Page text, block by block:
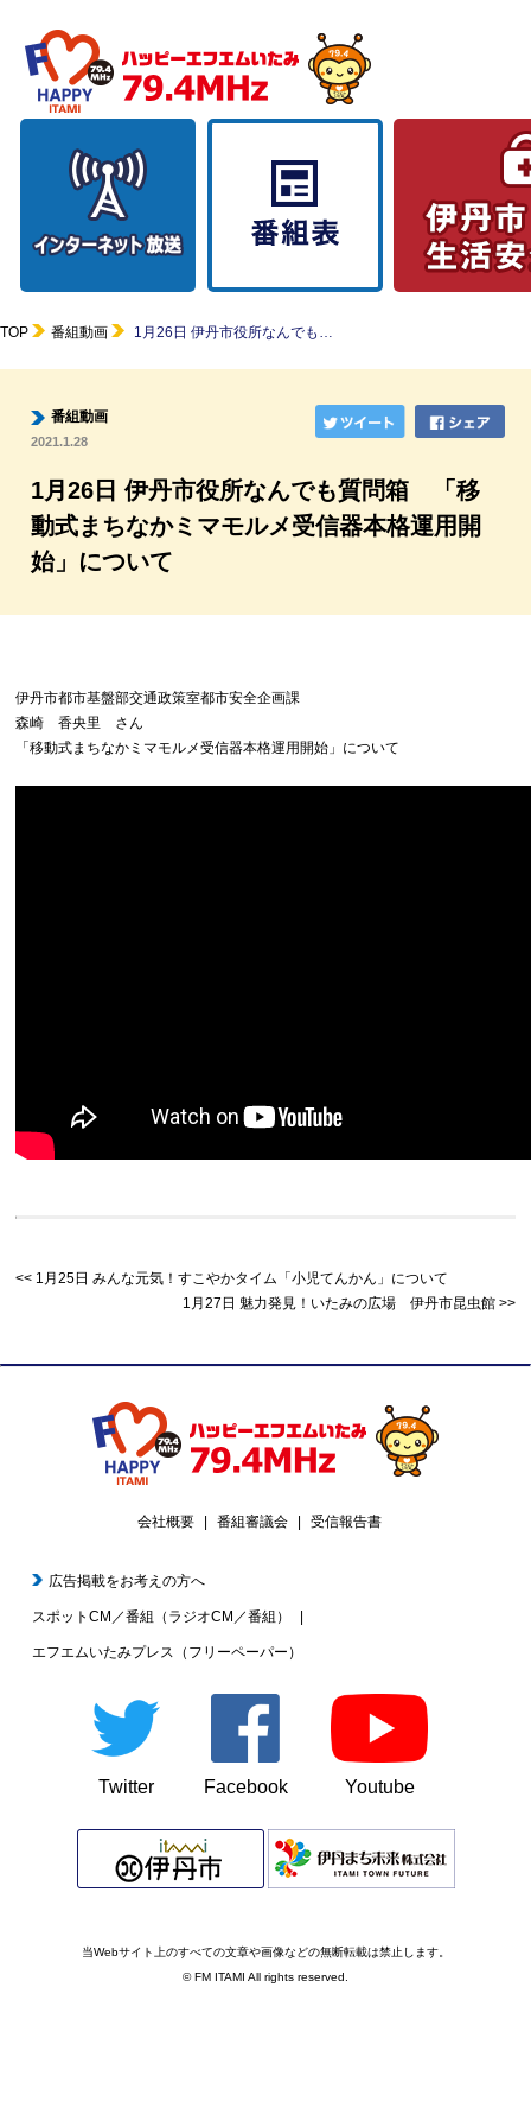
TOP 番組動画 1月26日 伊丹市役所なんでも…
番組動画
2021.1.28
1月26日 伊丹市役所なんでも質問箱 「移
動式まちなかミマモルメ受信器本格運用開
始」について
伊丹市都市基盤部交通政策室都市安全企画課
森崎 香央里 さん
「移動式まちなかミマモルメ受信器本格運用開始」について
1月25日 みんな元気！すこやかタイム「小児てんかん」について
1月27日 魅力発見！いたみの広場 伊丹市昆虫館
会社概要 番組審議会 受信報告書
広告掲載をお考えの方へ
スポットCM／番組（ラジオCM／番組）
エフエムいたみプレス（フリーペーパー）
Twitter Facebook Youtube
当Webサイト上のすべての文章や画像などの無断転載は禁止します。
© FM ITAMI All rights reserved.